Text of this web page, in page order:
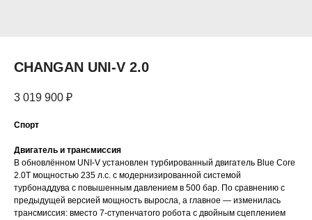
CHANGAN UNI-V 2.0
3 019 900 ₽
Спорт
Двигатель и трансмиссия
В обновлённом UNI-V установлен турбированный двигатель Blue Core
2.0T мощностью 235 л.с. с модернизированной системой
турбонаддува с повышенным давлением в 500 бар. По сравнению с
предыдущей версией мощность выросла, а главное — изменилась
трансмиссия: вместо 7-ступенчатого робота с двойным сцеплением